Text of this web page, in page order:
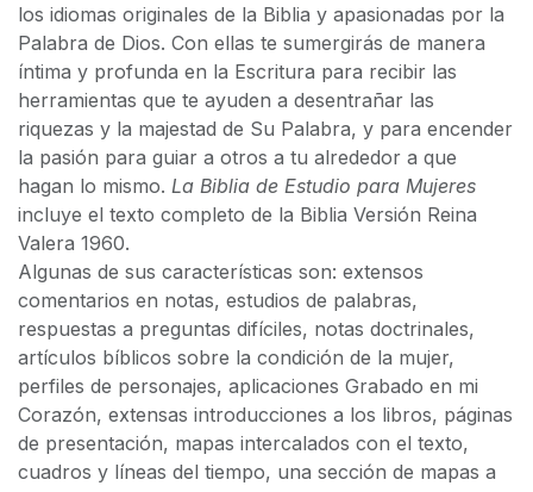
los idiomas originales de la Biblia y apasionadas por la
Palabra de Dios. Con ellas te sumergirás de manera
íntima y profunda en la Escritura para recibir las
herramientas que te ayuden a desentrañar las
riquezas y la majestad de Su Palabra, y para encender
la pasión para guiar a otros a tu alrededor a que
hagan lo mismo. La Biblia de Estudio para Mujeres
incluye el texto completo de la Biblia Versión Reina
Valera 1960.
Algunas de sus características son: extensos
comentarios en notas, estudios de palabras,
respuestas a preguntas difíciles, notas doctrinales,
artículos bíblicos sobre la condición de la mujer,
perfiles de personajes, aplicaciones Grabado en mi
Corazón, extensas introducciones a los libros, páginas
de presentación, mapas intercalados con el texto,
cuadros y líneas del tiempo, una sección de mapas a